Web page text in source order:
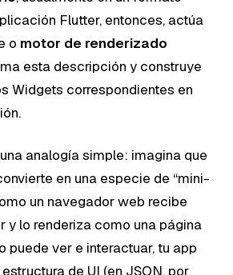
Flutter, entonces, actúa
o motor de renderizado
esta descripción y construye
Widgets correspondientes en
analogía simple: imagina que
en una especie de “mini-
un navegador web recibe
y lo renderiza como una página
puede ver e interactuar, tu app
de UI (en JSON, por